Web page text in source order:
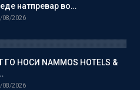
натпревар во…
08/2026
ГО НОСИ NAMMOS HOTELS &
08/2026